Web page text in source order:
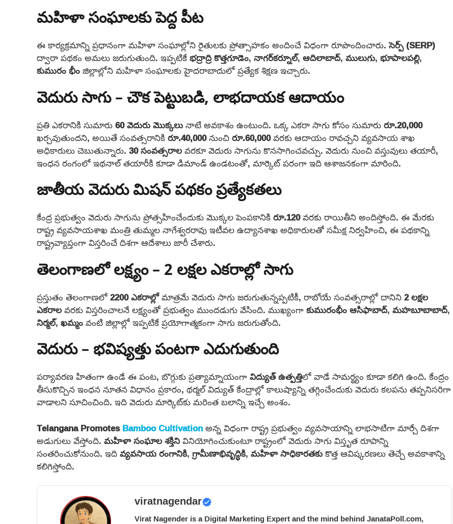
మహిళా సంఘాలకు పెద్ద పీట
ఈ కార్యక్రమాన్ని ప్రధానంగా మహిళా సంఘాల్లోని రైతులకు ప్రోత్సాహకం అందించే విధంగా రూపొందించారు.సెర్ప్ (SERP)
ద్వారా పథకం అమలు జరుగుతుంది. ఇప్పటికేభద్రాద్రి కొత్తగూడెం,నాగర్‌కర్నూల్,ఆదిలాబాద్,ములుగు,భూపాలపల్లి,
కుమురం భీంజిల్లాల్లోని మహిళా సంఘాలకు హైదరాబాదులో ప్రత్యేక శిక్షణ ఇచ్చారు.
వెదురు సాగు – చౌక పెట్టుబడి, లాభదాయక ఆదాయం
ప్రతి ఎకరానికి సుమారు60 వెదురు మొక్కలునాటే అవకాశం ఉంటుంది. ఒక్క ఎకరా సాగు కోసం సుమారురూ.20,000
ఖర్చవుతుందని, అయితే సంవత్సరానికిరూ.40,000నుంచిరూ.60,000వరకు ఆదాయం రావచ్చని వ్యవసాయ శాఖ
అధికారులు చెబుతున్నారు.30 సంవత్సరాలవరకూ వెదురు సాగును కొనసాగించవచ్చు. వెదురు నుంచి వస్తువులు తయారీ,
ఇంధన రంగంలో ఇథనాల్ తయారీకి కూడా డిమాండ్‌ ఉండటంతో, మార్కెట్‌ పరంగా ఇది ఆశాజనకంగా మారింది.
జాతీయ వెదురు మిషన్‌ పథకం ప్రత్యేకతలు
కేంద్ర ప్రభుత్వం వెదురు సాగును ప్రోత్సహించేందుకు మొక్కల పెంపకానికిరూ.120వరకు రాయితీని అందిస్తోంది. ఈ మేరకు
రాష్ట్ర వ్యవసాయశాఖ మంత్రి తుమ్మల నాగేశ్వరరావు ఇటీవల ఉద్యానశాఖ అధికారులతో సమీక్ష నిర్వహించి, ఈ పథకాన్ని
రాష్ట్రవ్యాప్తంగా విస్తరించే దిశగా ఆదేశాలు జారీ చేశారు.
తెలంగాణలో లక్ష్యం – 2 లక్షల ఎకరాల్లో సాగు
ప్రస్తుతం తెలంగాణలో2200 ఎకరాల్లోమాత్రమే వెదురు సాగు జరుగుతున్నప్పటికీ, రాబోయే సంవత్సరాల్లో దానిని2 లక్షల
ఎకరాలవరకు విస్తరించాలనే లక్ష్యంతో ప్రభుత్వం ముందడుగు వేసింది. ముఖ్యంగాకుమురంభీం ఆసిఫాబాద్,మహబూబాబాద్,
నిర్మల్,ఖమ్మంవంటి జిల్లాల్లో ఇప్పటికే ప్రయోగాత్మకంగా సాగు జరుగుతోంది.
వెదురు – భవిష్యత్తు పంటగా ఎదుగుతుంది
పర్యావరణ హితంగా ఉండే ఈ పంట, బొగ్గుకు ప్రత్యామ్నాయంగావిద్యుత్‌ ఉత్పత్తిలో వాడే సామర్థ్యం కూడా కలిగి ఉంది. కేంద్రం
తీసుకొచ్చిన ఇంధన నూతన విధానం ప్రకారం, థర్మల్ విద్యుత్ కేంద్రాల్లో కాలుష్యాన్ని తగ్గించేందుకు వెదురు కలపను తప్పనిసరిగా
వాడాలని సూచించింది. ఇది వెదురు మార్కెట్‌కు మరింత బలాన్ని ఇచ్చే అంశం.
Telangana PromotesBamboo Cultivationఅన్న విధంగా రాష్ట్ర ప్రభుత్వం వ్యవసాయాన్ని లాభసాటిగా మార్చే దిశగా
అడుగులు వేస్తోంది.మహిళా సంఘాల శక్తినివినియోగించుకుంటూ రాష్ట్రంలో వెదురు సాగు విస్తృత రూపాన్ని
సంతరించుకోనుంది. ఇదివ్యవసాయ రంగానికి,గ్రామీణాభివృద్ధికి,మహిళా సాధికారతకుకొత్త ఆవిష్కరణలు తెచ్చే అవకాశాన్ని
కలిగిస్తోంది.
viratnagendar
Virat Nagender is a Digital Marketing Expert and the mind behind JanataPoll.com,